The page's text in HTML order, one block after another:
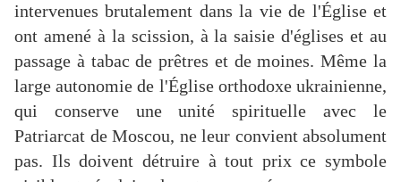
intervenues brutalement dans la vie de l'Église et
ont amené à la scission, à la saisie d'églises et au
passage à tabac de prêtres et de moines. Même la
large autonomie de l'Église orthodoxe ukrainienne,
qui conserve une unité spirituelle avec le
Patriarcat de Moscou, ne leur convient absolument
pas. Ils doivent détruire à tout prix ce symbole